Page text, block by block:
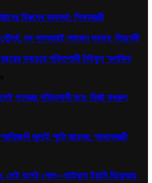
বিরুদ্ধে ব্যবস্থা: শিক্ষামন্ত্রী
সব সমস্যারই সমাধান সম্ভব: ত্রিবেদী
সবচেয়ে শক্তিশালী টাইফুন ‘ডলফিন’
গণতন্ত্র শক্তিশালী হবে: মির্জা ফখরুল
জুলাই স্মৃতি জাদুঘর: প্রধানমন্ত্রী
সেই বলেই গোল—ভাইরাল ইরানি ডিফেন্ডার